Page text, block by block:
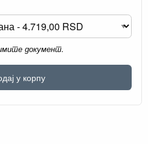
документ.
у корпу